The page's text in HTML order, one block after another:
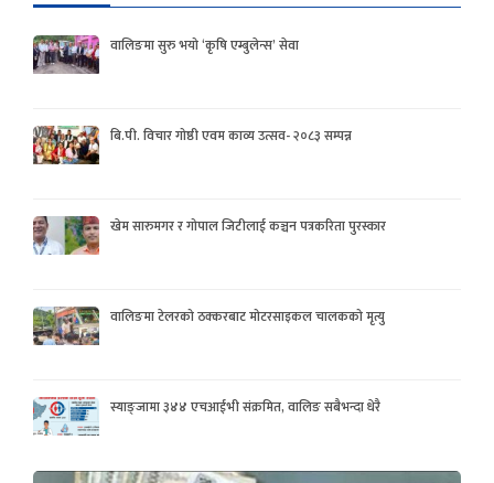
वालिङमा सुरु भयो ‘कृषि एम्बुलेन्स’ सेवा
बि.पी. विचार गोष्ठी एवम काव्य उत्सव- २०८३ सम्पन्न
खेम सारुमगर र गोपाल जिटीलाई कञ्चन पत्रकरिता पुरस्कार
वालिङमा टेलरको ठक्करबाट मोटरसाइकल चालकको मृत्यु
स्याङ्जामा ३४४ एचआईभी संक्रमित, वालिङ सबैभन्दा धेरै